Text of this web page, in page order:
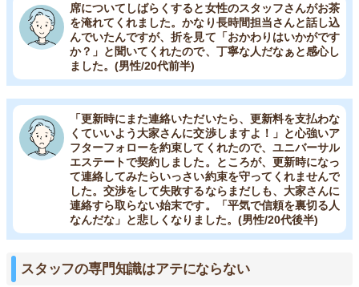
席についてしばらくすると女性のスタッフさんがお茶
を淹れてくれました。かなり長時間担当さんと話し込
んでいたんですが、折を見て「おかわりはいかがです
か？」と聞いてくれたので、丁寧な人だなぁと感心し
ました。(男性/20代前半)
「更新時にまた連絡いただいたら、更新料を支払わな
くていいよう大家さんに交渉しますよ！」と心強いア
フターフォローを約束してくれたので、ユニバーサル
エステートで契約しました。ところが、更新時になっ
て連絡してみたらいっさい約束を守ってくれませんで
した。交渉をして失敗するならまだしも、大家さんに
連絡すら取らない始末です。「平気で信頼を裏切る人
なんだな」と悲しくなりました。(男性/20代後半)
スタッフの専門知識はアテにならない